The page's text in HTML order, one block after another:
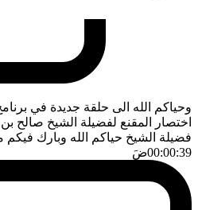
وحياكم الله الى حلقة جديدة في
اختصار المقنع لفضيلة الشيخ صالح
فضيلة الشيخ حياكم الله وبارك فيكم
00:00:39ضَ